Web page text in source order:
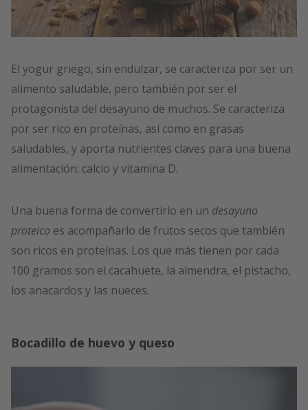
El yogur griego, sin endulzar, se caracteriza por ser un
alimento saludable, pero también por ser el
protagonista del desayuno de muchos. Se caracteriza
por ser rico en proteínas, así como en grasas
saludables, y aporta nutrientes claves para una buena
alimentación: calcio y vitamina D.
Una buena forma de convertirlo en un desayuno
proteico es acompañarlo de frutos secos que también
son ricos en proteínas. Los que más tienen por cada
100 gramos son el cacahuete, la almendra, el pistacho,
los anacardos y las nueces.
Bocadillo de huevo y queso